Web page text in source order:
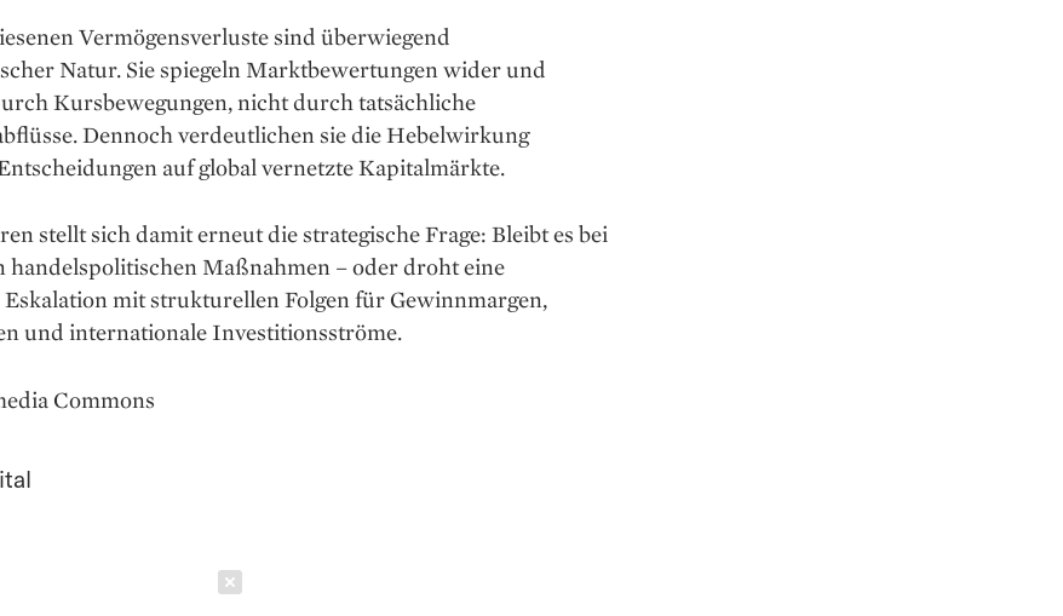
Vermögensverluste sind überwiegend
Natur. Sie spiegeln Marktbewertungen wider und
Kursbewegungen, nicht durch tatsächliche
Dennoch verdeutlichen sie die Hebelwirkung
auf global vernetzte Kapitalmärkte.
stellt sich damit erneut die strategische Frage: Bleibt es bei
handelspolitischen Maßnahmen – oder droht eine
mit strukturellen Folgen für Gewinnmargen,
und internationale Investitionsströme.
Commons